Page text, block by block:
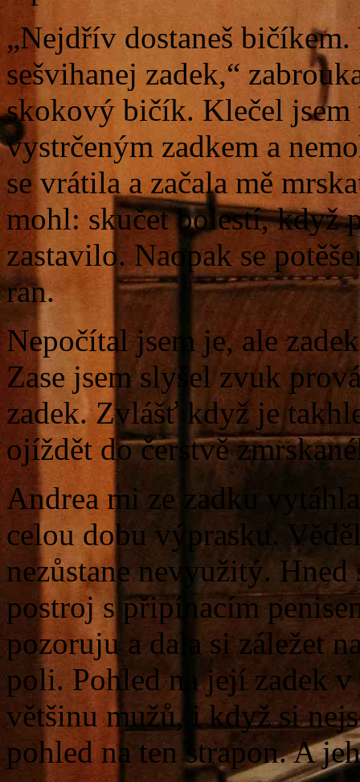
„Nejdřív dostaneš
sešvihanej zadek,“
skokový bičík. Klečel jsem
vystrčeným zadkem a
se vrátila a začala mě
mohl: skučet bolestí, když
zastavilo. Naopak se
ran.
Nepočítal jsem je, ale
Zase jsem slyšel zvuk
zadek. Zvlášť když je
ojíždět do čerstvě
Andrea mi ze zadku
celou dobu výprasku.
nezůstane nevyužitý.
postroj s připínacím
pozoruju a dala si záležet
poli. Pohled na její zadek
většinu mužů, i když si
pohled na ten strapon. A